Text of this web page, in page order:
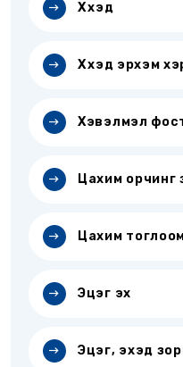
Хүүхэд
Хүүхэд эрхэм
Хэвэлмэл
Цахим орчинг
Цахим
Эцэг эх
Эцэг, эхэд